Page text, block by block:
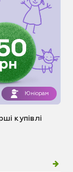
Юніорам
купівлі